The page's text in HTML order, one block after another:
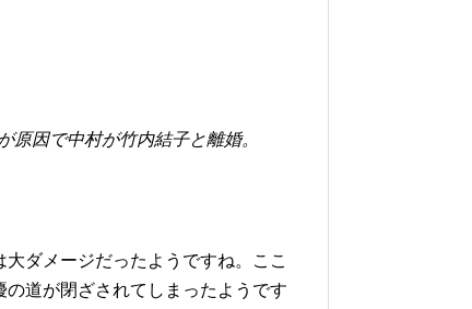
因で中村が竹内結子と離婚。
ダメージだったようですね。ここ
道が閉ざされてしまったようです